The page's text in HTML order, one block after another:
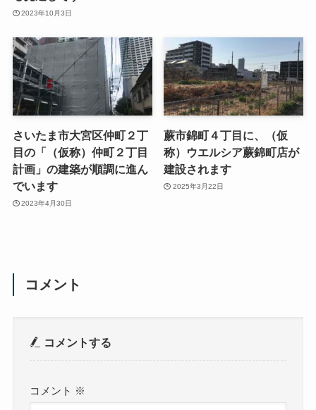
2023年10月3日
さいたま市大宮区仲町２丁
目の「（仮称）仲町２丁目
計画」の建築が順調に進ん
でいます
2023年4月30日
蕨市錦町４丁目に、（仮
称）ウエルシア蕨錦町店が
建設されます
2025年3月22日
コメント
コメントする
コメント ※